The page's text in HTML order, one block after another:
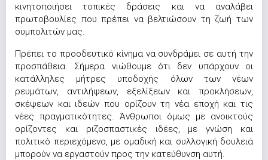
κινητοποιήσει τοπικές δράσεις και να αναλάβει
πρωτοβουλίες που πρέπει να βελτιώσουν τη ζωή των
συμπολιτών μας.
Πρέπει το προοδευτικό κίνημα να συνδράμει σε αυτή την
προσπάθεια. Σήμερα νιώθουμε ότι δεν υπάρχουν οι
κατάλληλες μήτρες υποδοχής όλων των νέων
ρευμάτων, αντιλήψεων, εξελίξεων και προκλήσεων,
σκέψεων και ιδεών που ορίζουν τη νέα εποχή και τις
νέες πραγματικότητες. Άνθρωποι όμως με ανοικτούς
ορίζοντες και ριζοσπαστικές ιδέες, με γνώση και
πολιτικό περιεχόμενο, με ομαδική και συλλογική δουλειά
μπορούν να εργαστούν προς την κατεύθυνση αυτή.